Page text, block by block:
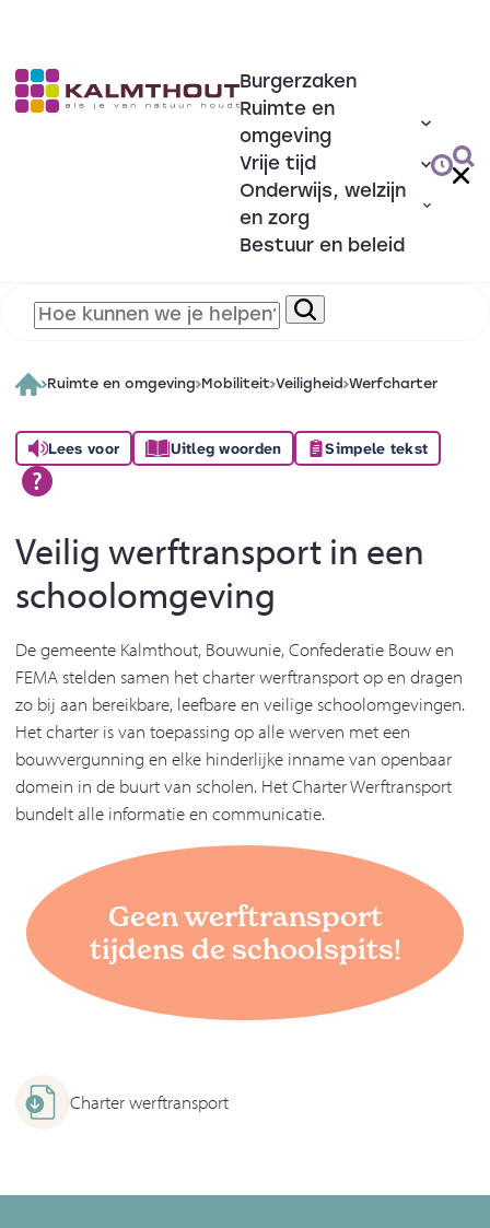
Burgerzaken
Ruimte en
omgeving
Vrije tijd
Onderwijs, welzijn
en zorg
Bestuur en beleid
Ruimte en omgeving Mobiliteit Veiligheid Werfcharter
Lees voor Uitleg woorden Simpele tekst
Veilig werftransport in een
schoolomgeving
De gemeente Kalmthout, Bouwunie, Confederatie Bouw en
FEMA stelden samen het charter werftransport op en dragen
zo bij aan bereikbare, leefbare en veilige schoolomgevingen.
Het charter is van toepassing op alle werven met een
bouwvergunning en elke hinderlijke inname van openbaar
domein in de buurt van scholen. Het Charter Werftransport
bundelt alle informatie en communicatie.
Geen werftransport
tijdens de schoolspits!
Charter werftransport